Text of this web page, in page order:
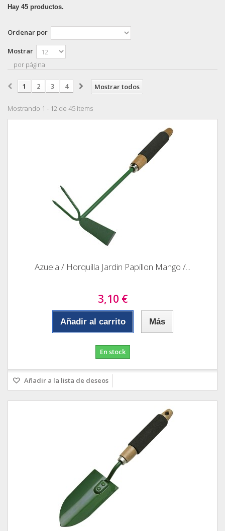
Hay 45 productos.
Ordenar por
Mostrar
por página
Mostrar todos
1 2 3 4
Mostrando 1 - 12 de 45 items
Azuela / Horquilla Jardin Papillon Mango /...
3,10 €
Añadir al carrito Más
En stock
Añadir a la lista de deseos